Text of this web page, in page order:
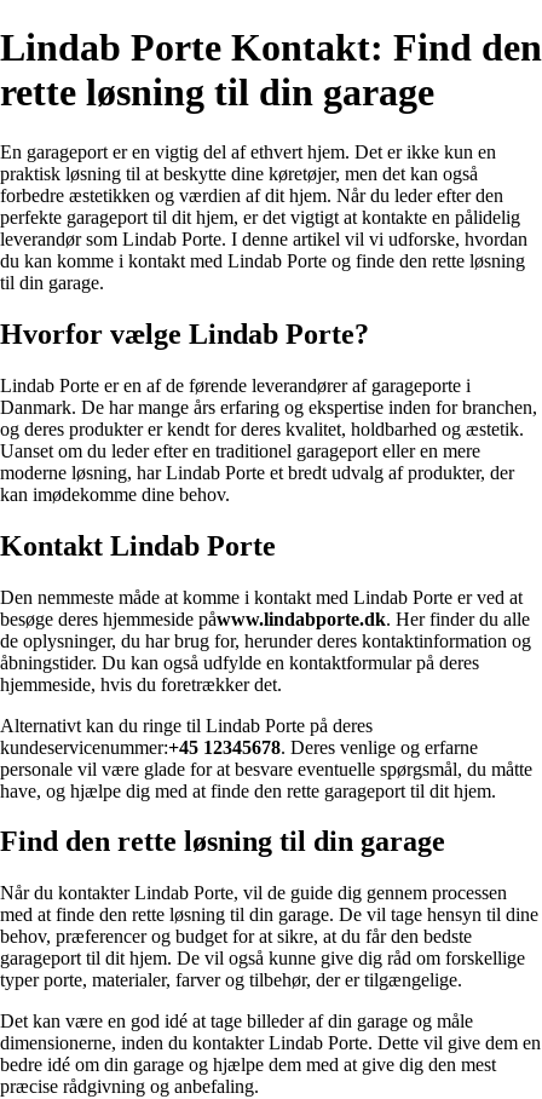
Lindab Porte Kontakt: Find den
rette løsning til din garage
En garageport er en vigtig del af ethvert hjem. Det er ikke kun en
praktisk løsning til at beskytte dine køretøjer, men det kan også
forbedre æstetikken og værdien af dit hjem. Når du leder efter den
perfekte garageport til dit hjem, er det vigtigt at kontakte en pålidelig
leverandør som Lindab Porte. I denne artikel vil vi udforske, hvordan
du kan komme i kontakt med Lindab Porte og finde den rette løsning
til din garage.
Hvorfor vælge Lindab Porte?
Lindab Porte er en af de førende leverandører af garageporte i
Danmark. De har mange års erfaring og ekspertise inden for branchen,
og deres produkter er kendt for deres kvalitet, holdbarhed og æstetik.
Uanset om du leder efter en traditionel garageport eller en mere
moderne løsning, har Lindab Porte et bredt udvalg af produkter, der
kan imødekomme dine behov.
Kontakt Lindab Porte
Den nemmeste måde at komme i kontakt med Lindab Porte er ved at
besøge deres hjemmeside påwww.lindabporte.dk. Her finder du alle
de oplysninger, du har brug for, herunder deres kontaktinformation og
åbningstider. Du kan også udfylde en kontaktformular på deres
hjemmeside, hvis du foretrækker det.
Alternativt kan du ringe til Lindab Porte på deres
kundeservicenummer:+45 12345678. Deres venlige og erfarne
personale vil være glade for at besvare eventuelle spørgsmål, du måtte
have, og hjælpe dig med at finde den rette garageport til dit hjem.
Find den rette løsning til din garage
Når du kontakter Lindab Porte, vil de guide dig gennem processen
med at finde den rette løsning til din garage. De vil tage hensyn til dine
behov, præferencer og budget for at sikre, at du får den bedste
garageport til dit hjem. De vil også kunne give dig råd om forskellige
typer porte, materialer, farver og tilbehør, der er tilgængelige.
Det kan være en god idé at tage billeder af din garage og måle
dimensionerne, inden du kontakter Lindab Porte. Dette vil give dem en
bedre idé om din garage og hjælpe dem med at give dig den mest
præcise rådgivning og anbefaling.